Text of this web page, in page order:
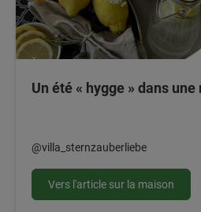
Un été « hygge » dans
@villa_sternzauberliebe
Vers l'article sur la maison